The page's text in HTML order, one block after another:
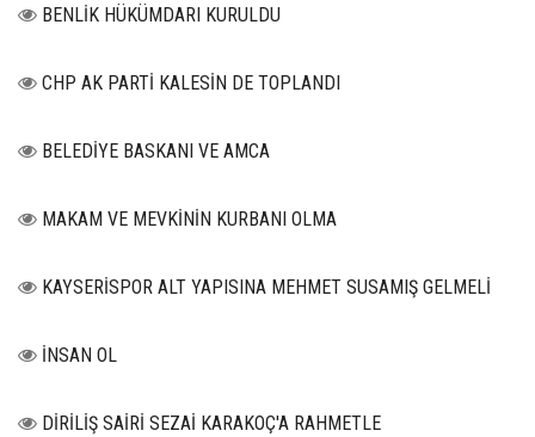
BENLİK HÜKÜMDARI KURULDU
CHP AK PARTİ KALESİN DE TOPLANDI
BELEDİYE BASKANI VE AMCA
MAKAM VE MEVKİNİN KURBANI OLMA
KAYSERİSPOR ALT YAPISINA MEHMET SUSAMIŞ GELMELİ
İNSAN OL
DİRİLİŞ SAİRİ SEZAİ KARAKOÇ'A RAHMETLE